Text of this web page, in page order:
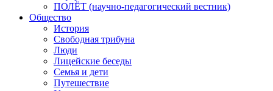
ПОЛЁТ (научно-педагогический вестник)
Общество
История
Свободная трибуна
Люди
Лицейские беседы
Семья и дети
Путешествие